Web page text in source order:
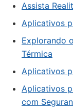
Assista
Aplicativos
Explorando
Térmica
Aplicativos
Aplicativos
com